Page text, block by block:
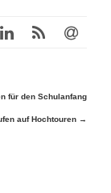
für den Schulanfang
auf Hochtouren →